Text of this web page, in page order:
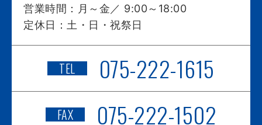
営業時間：
月～金／ 9:00～18:00
定休日： 土・日・祝祭日
TEL 075-222-1615
FAX 075-222-1502